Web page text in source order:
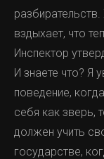
вздыхает, что
Инспектор
И знаете что? Я
поведение,
себя как зверь,
должен учить
государстве,